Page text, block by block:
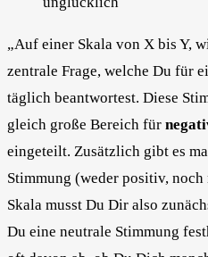
„Auf einer Skala von X bis Y,
zentrale Frage, welche Du für
täglich beantwortest. Diese
gleich große Bereich für
eingeteilt. Zusätzlich gibt es
Stimmung (weder positiv,
Skala musst Du Dir also
Du eine neutrale Stimmung